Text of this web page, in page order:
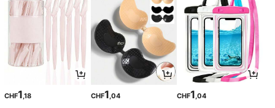
CHF1 ,18 CHF1 ,04 CHF1 ,04